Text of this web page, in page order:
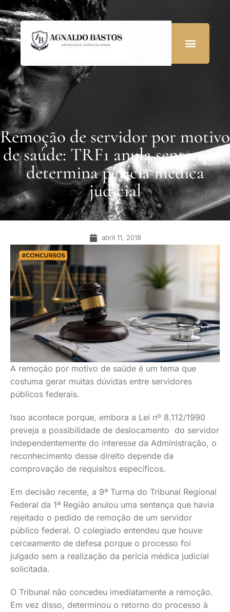
Remoção de servidor por motivo
de saúde: TRF1 anula sentença e
determina perícia médica
judicial
abril 11, 2018
A remoção por motivo de saúde é um tema que
costuma gerar muitas dúvidas entre servidores
públicos federais.
Isso acontece porque, embora a Lei nº 8.112/1990
preveja a possibilidade de deslocamento do servidor
independentemente do interesse da Administração, o
reconhecimento desse direito depende da
comprovação de requisitos específicos.
Em decisão recente, a 9ª Turma do Tribunal Regional
Federal da 1ª Região anulou uma sentença que havia
rejeitado o pedido de remoção de um servidor
público federal. O colegiado entendeu que houve
cerceamento de defesa porque o processo foi
julgado sem a realização da perícia médica judicial
solicitada.
O Tribunal não concedeu imediatamente a remoção.
Em vez disso, determinou o retorno do processo à